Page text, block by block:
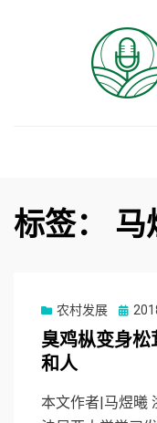
标签： 马
农村发展
on
臭鸡枞变身
和人
本文作者|马煜曦